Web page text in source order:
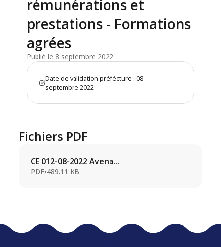
rémunérations et
prestations - Formations
agrées
Publié le 8 septembre 2022
Date de validation préfécture : 08
septembre 2022
Fichiers PDF
CE 012-08-2022 Avena...
PDF•489.11 KB